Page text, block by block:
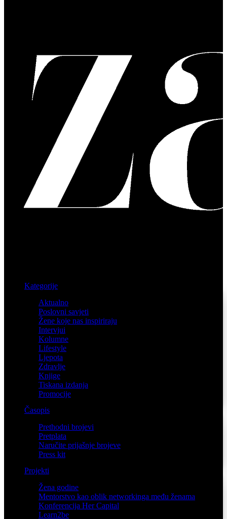
Kategorije
Aktualno
Poslovni savjeti
Žene koje nas inspiriraju
Intervjui
Kolumne
Lifestyle
Ljepota
Zdravlje
Knjige
Tiskana izdanja
Promocije
Časopis
Prethodni brojevi
Pretplata
Naručite prijašnje brojeve
Press kit
Projekti
Žena godine
Mentorstvo kao oblik networkinga među ženama
Konferencija Her Capital
Learn2be